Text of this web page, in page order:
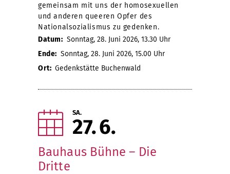
gemeinsam mit uns der homosexuellen
und anderen queeren Opfer des
Nationalsozialismus zu gedenken.
Datum: Sonntag, 28. Juni 2026, 13.30 Uhr
Ende: Sonntag, 28. Juni 2026, 15.00 Uhr
Ort: Gedenkstätte Buchenwald
SA.
27 6
Bauhaus Bühne – Die
Dritte